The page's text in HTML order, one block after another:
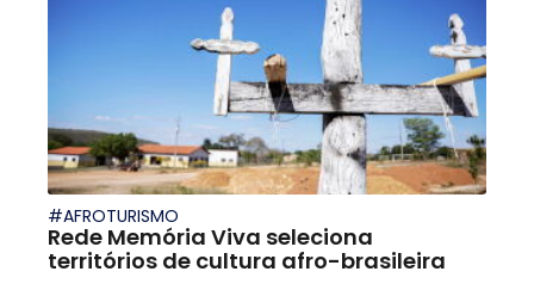
#AFROTURISMO
Rede Memória Viva seleciona
territórios de cultura afro-brasileira